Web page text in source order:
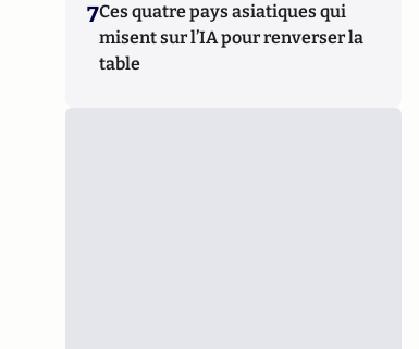
7Ces quatre pays asiatiques qui
misent sur l’IA pour renverser la
table